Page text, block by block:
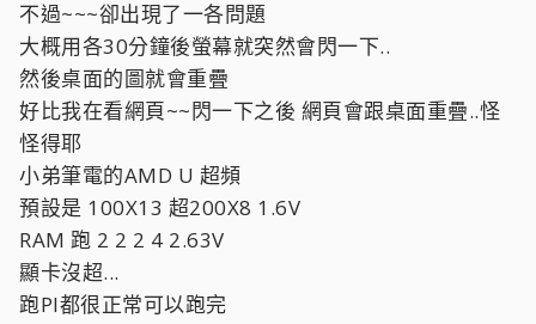
不過~~~卻出現了一各問題
大概用各30分鐘後螢幕就突然會閃一下..
然後桌面的圖就會重疊
好比我在看網頁~~閃一下之後 網頁會跟桌面重疊..怪
怪得耶
小弟筆電的AMD U 超頻
預設是 100X13 超200X8 1.6V
RAM 跑 2 2 2 4 2.63V
顯卡沒超...
跑PI都很正常可以跑完